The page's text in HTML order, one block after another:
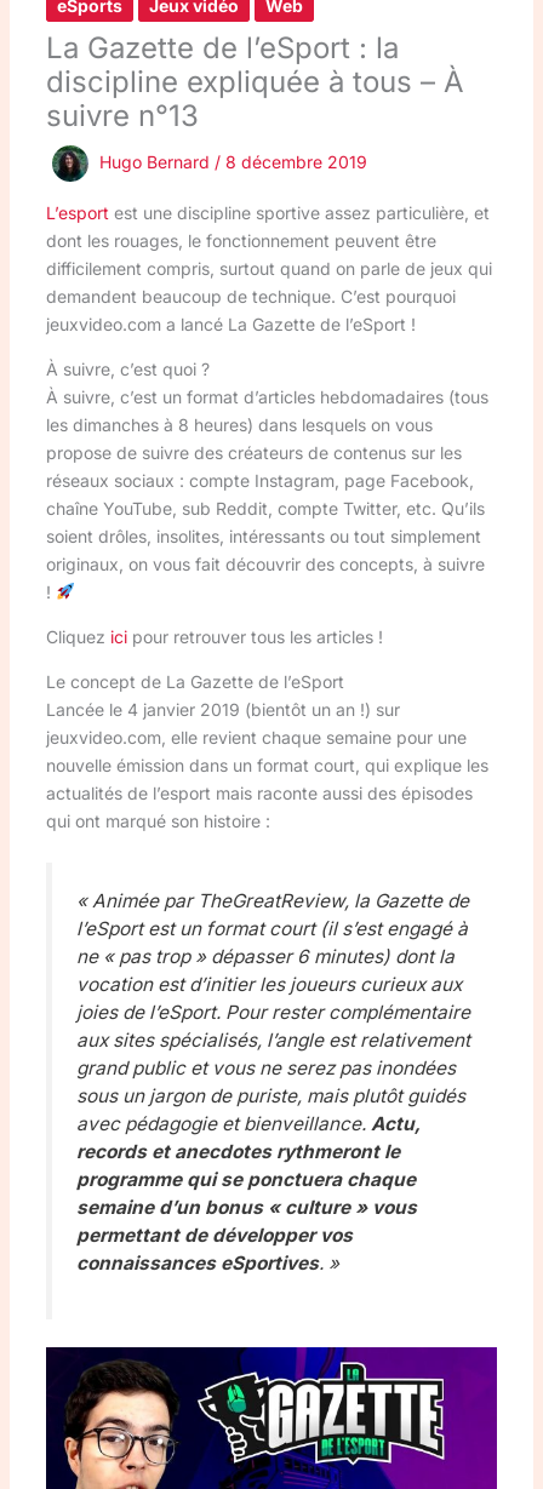
eSports Jeux vidéo Web
La Gazette de l’eSport : la
discipline expliquée à tous – À
suivre n°13
Hugo Bernard / 8 décembre 2019
L’esport est une discipline sportive assez particulière, et
dont les rouages, le fonctionnement peuvent être
difficilement compris, surtout quand on parle de jeux qui
demandent beaucoup de technique. C’est pourquoi
jeuxvideo.com a lancé La Gazette de l’eSport !
À suivre, c’est quoi ?
À suivre, c’est un format d’articles hebdomadaires (tous
les dimanches à 8 heures) dans lesquels on vous
propose de suivre des créateurs de contenus sur les
réseaux sociaux : compte Instagram, page Facebook,
chaîne YouTube, sub Reddit, compte Twitter, etc. Qu’ils
soient drôles, insolites, intéressants ou tout simplement
originaux, on vous fait découvrir des concepts, à suivre
!
Cliquez icipour retrouver tous les articles !
Le concept de La Gazette de l’eSport
Lancée le 4 janvier 2019 (bientôt un an !) sur
jeuxvideo.com, elle revient chaque semaine pour une
nouvelle émission dans un format court, qui explique les
actualités de l’esport mais raconte aussi des épisodes
qui ont marqué son histoire :
« Animée par TheGreatReview, la Gazette de
l’eSport est un format court (il s’est engagé à
ne « pas trop » dépasser 6 minutes) dont la
vocation est d’initier les joueurs curieux aux
joies de l’eSport. Pour rester complémentaire
aux sites spécialisés, l’angle est relativement
grand public et vous ne serez pas inondées
sous un jargon de puriste, mais plutôt guidés
avec pédagogie et bienveillance. Actu,
records et anecdotes rythmeront le
programme qui se ponctuera chaque
semaine d’un bonus « culture » vous
permettant de développer vos
connaissances eSportives. »